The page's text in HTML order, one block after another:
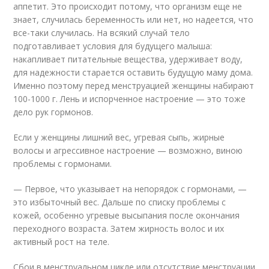
аппетит. Это происходит потому, что организм еще не
знает, случилась беременность или нет, но надеется, что
все-таки случилась. На всякий случай тело
подготавливает условия для будущего малыша:
накапливает питательные вещества, удерживает воду,
для надежности старается оставить будущую маму дома.
Именно поэтому перед менструацией женщины набирают
100-1000 г. Лень и испорченное настроение — это тоже
дело рук гормонов.
Если у женщины лишний вес, угревая сыпь, жирные
волосы и агрессивное настроение — возможно, виною
проблемы с гормонами.
— Первое, что указывает на непорядок с гормонами, —
это избыточный вес. Дальше по списку проблемы с
кожей, особенно угревые высыпания после окончания
переходного возраста. Затем жирность волос и их
активный рост на теле.